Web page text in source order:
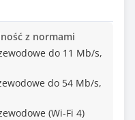
z normami
do 11 Mb/s,
do 54 Mb/s,
(Wi-Fi 4)